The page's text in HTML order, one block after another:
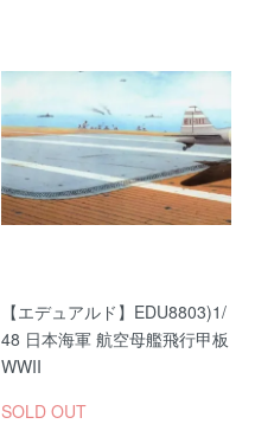
【エデュアルド】EDU8803)1/
48 日本海軍 航空母艦飛行甲板
WWII
SOLD OUT